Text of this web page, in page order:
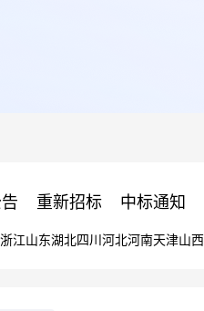
重新招标 中标通知
浙江山东湖北四川 河北河南天津山西